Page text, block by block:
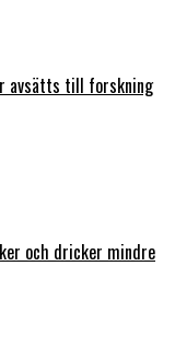
avsätts till forskning
och dricker mindre